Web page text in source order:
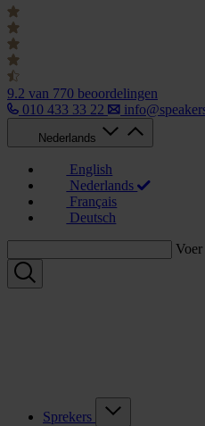
9.2 van 770 beoordelingen
010 433 33 22
Nederlands
English
Nederlands
Français
Deutsch
Voer
Sprekers